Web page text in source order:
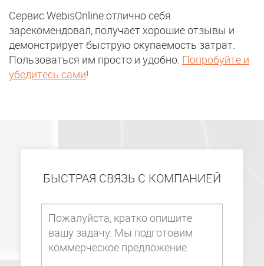
Сервис WebisOnline отлично себя
зарекомендовал, получает хорошие отзывы и
демонстрирует быструю окупаемость затрат.
Пользоваться им просто и удобно. Попробуйте и
убедитесь сами!
БЫСТРАЯ СВЯЗЬ С КОМПАНИЕЙ